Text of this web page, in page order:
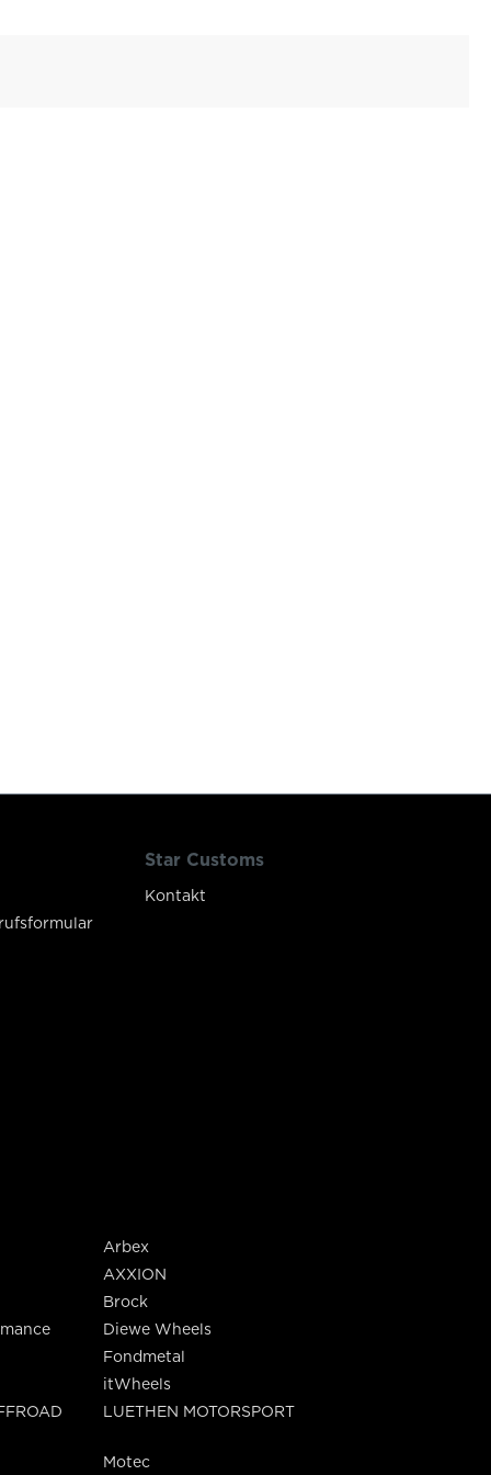
Star Customs
Kontakt
Arbex
AXXION
Brock
Diewe Wheels
Fondmetal
itWheels
LUETHEN MOTORSPORT
Motec